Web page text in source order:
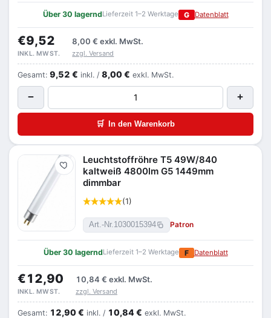
Über 30 lagerndLieferzeit 1–2 Werktage G Datenblatt
€9,52 8,00 € exkl. MwSt.
INKL. MWST. zzgl. Versand
Gesamt: 9,52 € inkl. / 8,00 € exkl. MwSt.
− +
🛒 In den Warenkorb
Merken
Leuchtstoffröhre T5 49W/840
kaltweiß 4800lm G5 1449mm
dimmbar
(1)
Art.-Nr. 1030015394 Patron
Über 30 lagerndLieferzeit 1–2 Werktage F Datenblatt
€12,90 10,84 € exkl. MwSt.
INKL. MWST. zzgl. Versand
Gesamt: 12,90 € inkl. / 10,84 € exkl. MwSt.